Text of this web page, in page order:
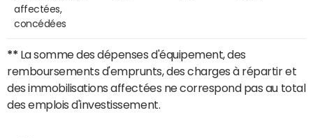
affectées,
concédées
** La somme des dépenses d'équipement, des
remboursements d'emprunts, des charges à répartir et
des immobilisations affectées ne correspond pas au total
des emplois d'investissement.